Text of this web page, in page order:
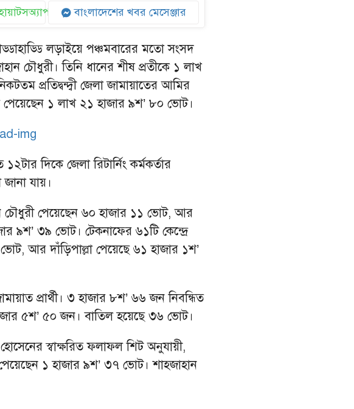
বাংলাদেশের খবর মেসেঞ্জার
লড়াইয়ে পঞ্চমবারের মতো সংসদ
চৌধুরী। তিনি ধানের শীষ প্রতীকে ১ লাখ
প্রতিদ্বন্দ্বী জেলা জামায়াতের আমির
১ লাখ ২১ হাজার ৯শ’ ৮০ ভোট।
দিকে জেলা রিটার্নিং কর্মকর্তার
যায়।
চৌধুরী পেয়েছেন ৬০ হাজার ১১ ভোট, আর
৩৯ ভোট। টেকনাফের ৬১টি কেন্দ্রে
আর দাঁড়িপাল্লা পেয়েছে ৬১ হাজার ১শ’
প্রার্থী। ৩ হাজার ৮শ’ ৬৬ জন নিবন্ধিত
৫শ’ ৫০ জন। বাতিল হয়েছে ৩৬ ভোট।
হোসেনের স্বাক্ষরিত ফলাফল শিট অনুযায়ী,
১ হাজার ৯শ’ ৩৭ ভোট। শাহজাহান